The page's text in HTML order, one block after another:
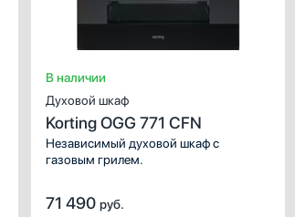
В наличии
Духовой шкаф
Korting OGG 771 CFN
Независимый духовой шкаф с
газовым грилем.
71 490 руб.